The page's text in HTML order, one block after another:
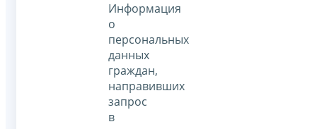
Информация
о
персональных
данных
граждан,
направивших
запрос
в